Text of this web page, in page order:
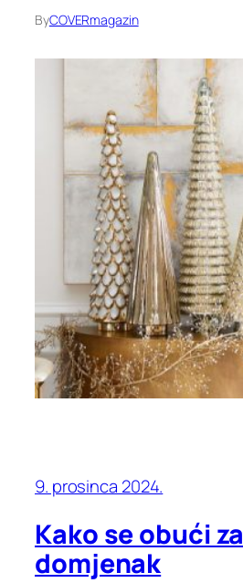
ByCOVERmagazin
9. prosinca 2024.
Kako se obući za
domjenak